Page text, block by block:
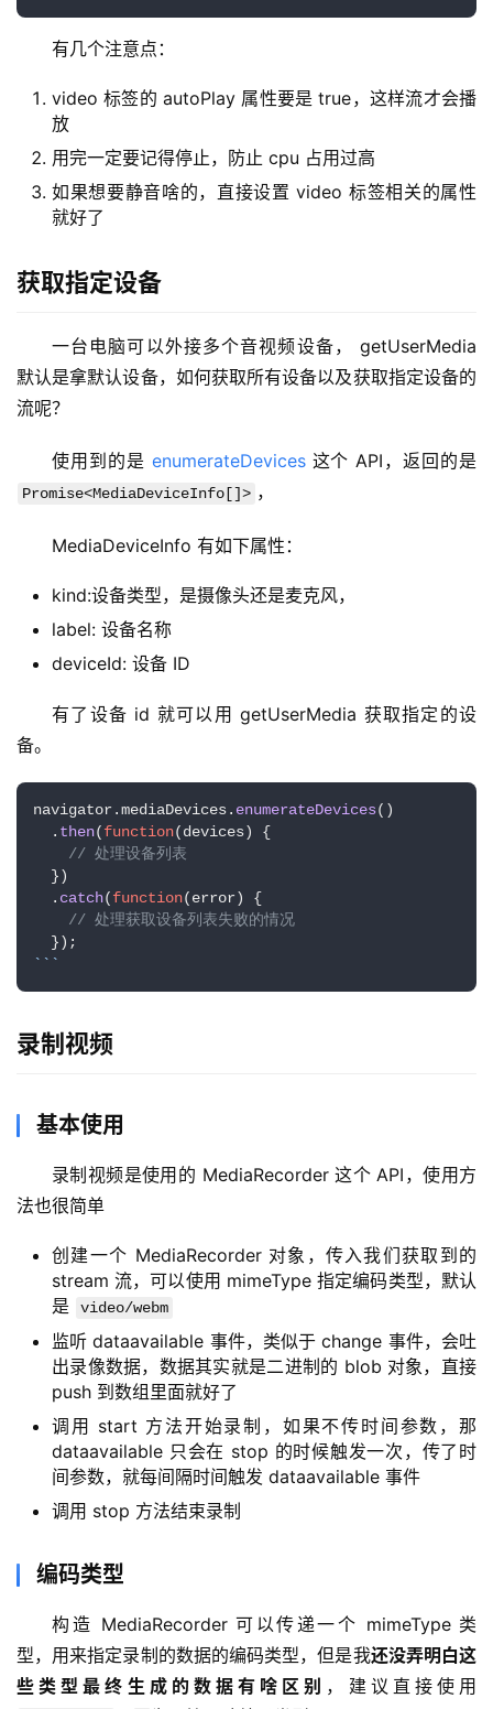
梦
白
泽
产
品
目
行
课
程
关
们
有几个注意点：
video 标签的 autoPlay 属性要是 true，这样流才会播
放
用完一定要记得停止，防止 cpu 占用过高
如果想要静音啥的，直接设置 video 标签相关的属性
就好了
获取指定设备
一台电脑可以外接多个音视频设备， getUserMedia
默认是拿默认设备，如何获取所有设备以及获取指定设备的
流呢？
使用到的是 enumerateDevices
Promise<MediaDeviceInfo[]> ，
MediaDeviceInfo 有如下属性：
kind:设备类型，是摄像头还是麦克风，
label: 设备名称
deviceId: 设备 ID
有了设备 id 就可以用 getUserMedia 获取指定的设
备。
navigator.mediaDevices. enumerateDevices()
  .
then(function(devices) {
// 处理设备列表
  })
  .
catch(function(error) {
// 处理获取设备列表失败的情况
`` `
录制视频
基本使用
录制视频是使用的 MediaRecorder 这个 API，使用方
法也很简单
创建一个 MediaRecorder 对象，传入我们获取到的
stream 流，可以使用 mimeType 指定编码类型，默认
是
video/webm
监听 dataavailable 事件，类似于 change 事件，会吐
出录像数据，数据其实就是二进制的 blob 对象，直接
push 到数组里面就好了
调用 start 方法开始录制，如果不传时间参数，那
dataavailable 只会在 stop 的时候触发一次，传了时
间参数，就每间隔时间触发 dataavailable 事件
调用 stop 方法结束录制
编码类型
构造 MediaRecorder 可以传递一个 mimeType 类
型，用来指定录制的数据的编码类型，但是我还没弄明白这
些类型最终生成的数据有啥区别